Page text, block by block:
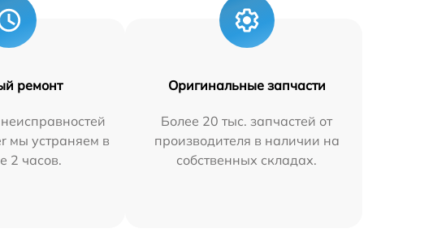
ремонт
мы устраняем в
2 часов.
Оригинальные запчасти
Более 20 тыс. запчастей от
производителя в наличии на
собственных складах.